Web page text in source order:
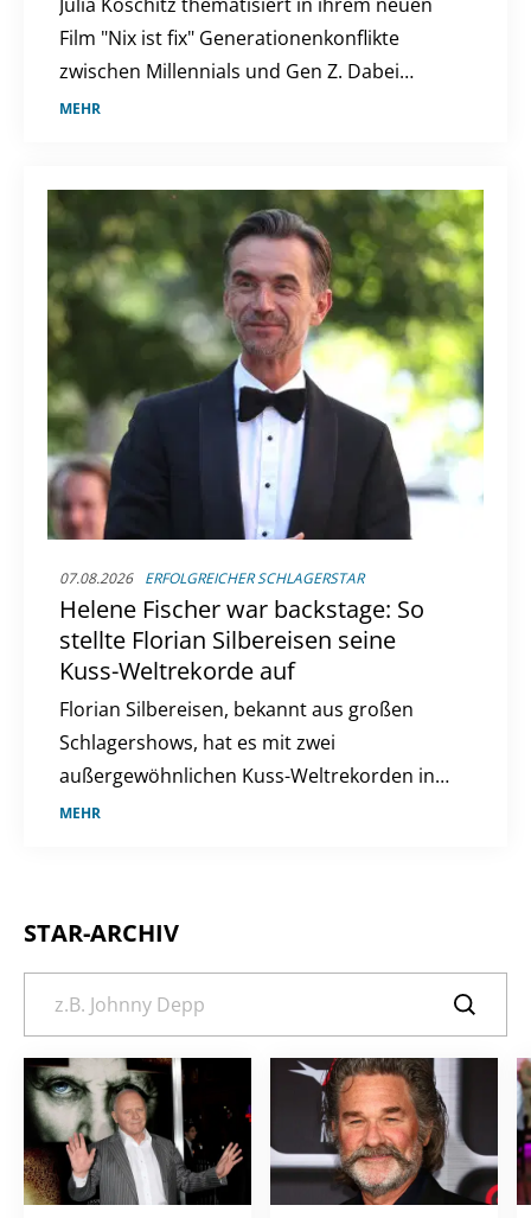
Film "Nix ist fix" Generationenkonflikte
zwischen Millennials und Gen Z. Dabei
werden aktuelle gesellschaftliche und
MEHR
07.08.2026 ERFOLGREICHER SCHLAGERSTAR
Helene Fischer war backstage: So
stellte Florian Silbereisen seine
Kuss-Weltrekorde auf
Florian Silbereisen, bekannt aus großen
Schlagershows, hat es mit zwei
außergewöhnlichen Kuss-Weltrekorden ins
"Guinness-Buch der Rekorde" geschafft. Wir
MEHR
STAR-ARCHIV